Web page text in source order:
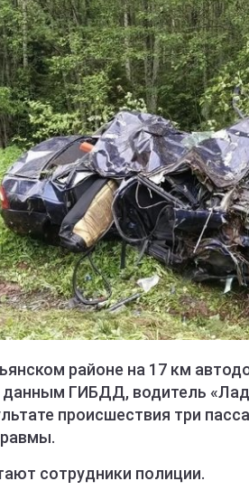
районе на 17 км
ГИБДД, водитель
происшествия три
сотрудники полиции.